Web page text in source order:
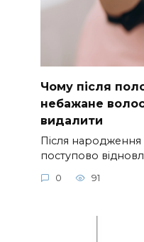
Чому після
небажане
видалити
Після народження
поступово
0 91